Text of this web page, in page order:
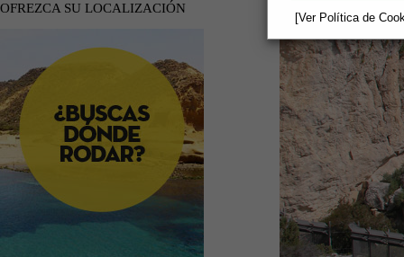
[Ver Política de
OFREZCA SU LOCALIZACIÓN